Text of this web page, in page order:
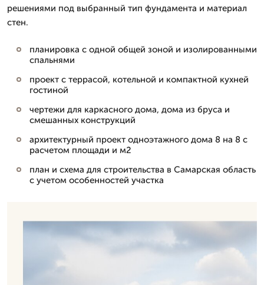
решениями под выбранный тип фундамента и материал
стен.
планировка с одной общей зоной и изолированными
спальнями
проект с террасой, котельной и компактной кухней
гостиной
чертежи для каркасного дома, дома из бруса и
смешанных конструкций
архитектурный проект одноэтажного дома 8 на 8 с
расчетом площади и м2
план и схема для строительства в Самарская область
с учетом особенностей участка